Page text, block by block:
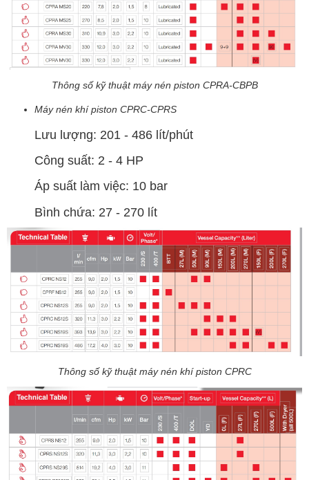
Thông số kỹ thuật máy nén piston CPRA-CBPB
Máy nén khí piston CPRC-CPRS
Lưu lượng: 201 - 486 lít/phút
Công suất: 2 - 4 HP
Áp suất làm việc: 10 bar
Bình chứa: 27 - 270 lít
Thông số kỹ thuật máy nén khí piston CPRC